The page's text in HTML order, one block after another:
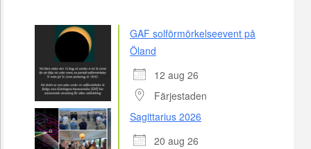
GAF solförmörkelseevent på
Öland
12 aug 26
Färjestaden
Sagittarius 2026
20 aug 26